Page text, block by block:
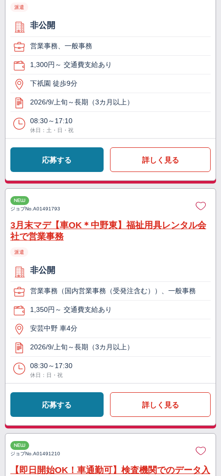
派遣
非公開
営業事務、一般事務
1,300円～ 交通費支給あり
下祇園 徒歩9分
2026/9/上旬～長期（3カ月以上）
08:30～17:10
休日：土・日・祝
応募する 詳しく見る
NEW
ジョブNo.A01491793
3月末マデ【車OK＊中野東】福祉用具レンタル会
社で営業事務
派遣
非公開
営業事務（国内営業事務（受発注含む））、一般事務
1,350円～ 交通費支給あり
安芸中野 車4分
2026/9/上旬～長期（3カ月以上）
08:30～17:30
休日：日・祝
応募する 詳しく見る
NEW
ジョブNo.A01491210
【即日開始OK！車通勤可】検査機関でのデータ入